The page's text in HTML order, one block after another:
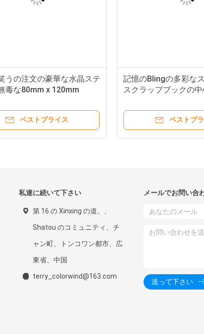
うの注文の豪華な水晶ステ
毒な80mm x 120mm
ベストプライス
記憶のBlingの多彩な
スクラップブックの
ベストプ
私達に続いて下さい
第 16 の Xinxing の道。、
Shatou のコミュニティ、チ
ャン町、トンコワン都市、広
東省、中国
terry_colorwind@163.com
メールでお問い合
送って下さい